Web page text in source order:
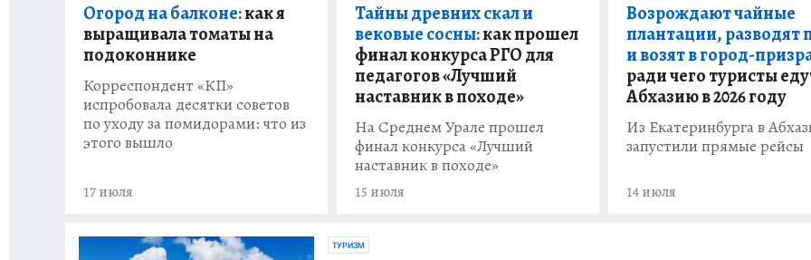
Огород на балконе:как я
выращивала томаты на
подоконнике
Корреспондент «КП»
испробовала десятки советов
по уходу за помидорами: что из
этого вышло
17 июля
Тайны древних скал и
вековые сосны:как прошел
финал конкурса РГО для
педагогов «Лучший
наставник в походе»
На Среднем Урале прошел
финал конкурса «Лучший
наставник в походе»
15 июля
Возрождают чайные
плантации, разводят
и возят в город-
ради чего туристы
Абхазию в 2026 году
Из Екатеринбурга в
запустили прямые рейсы
14 июля
ТУРИЗМ